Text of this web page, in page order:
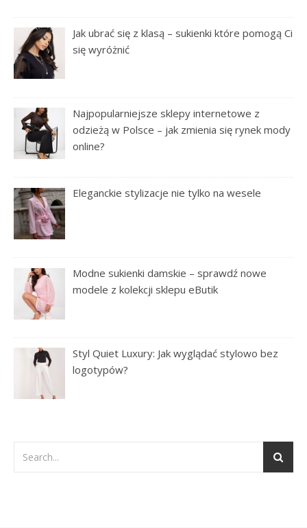
Jak ubrać się z klasą – sukienki które pomogą Ci
się wyróżnić
Najpopularniejsze sklepy internetowe z
odzieżą w Polsce – jak zmienia się rynek mody
online?
Eleganckie stylizacje nie tylko na wesele
Modne sukienki damskie – sprawdź nowe
modele z kolekcji sklepu eButik
Styl Quiet Luxury: Jak wyglądać stylowo bez
logotypów?